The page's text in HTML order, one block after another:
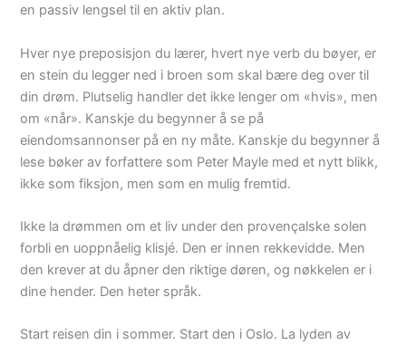
en passiv lengsel til en aktiv plan.
Hver nye preposisjon du lærer, hvert nye verb du bøyer, er
en stein du legger ned i broen som skal bære deg over til
din drøm. Plutselig handler det ikke lenger om «hvis», men
om «når». Kanskje du begynner å se på
eiendomsannonser på en ny måte. Kanskje du begynner å
lese bøker av forfattere som Peter Mayle med et nytt blikk,
ikke som fiksjon, men som en mulig fremtid.
Ikke la drømmen om et liv under den provençalske solen
forbli en uoppnåelig klisjé. Den er innen rekkevidde. Men
den krever at du åpner den riktige døren, og nøkkelen er i
dine hender. Den heter språk.
Start reisen din i sommer. Start den i Oslo. La lyden av